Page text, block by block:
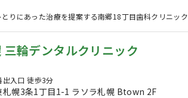
とりにあった治療を提案する南郷18丁目歯科クリニック
輪デンタルクリニック
入口 徒歩3分
札幌3条1丁目1-1 ラソラ札幌 Btown 2F